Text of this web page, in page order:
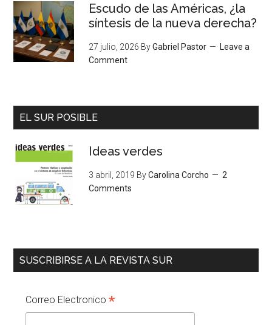
Escudo de las Américas, ¿la
síntesis de la nueva derecha?
27 julio, 2026 ByGabriel Pastor
Leave a
Comment
EL SUR POSIBLE
Ideas verdes
3 abril, 2019 ByCarolina Corcho
2
Comments
SUSCRIBIRSE A LA REVISTA SUR
Correo Electronico*